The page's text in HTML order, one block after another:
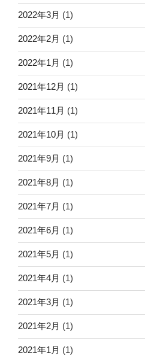
2022年3月 (1)
2022年2月 (1)
2022年1月 (1)
2021年12月 (1)
2021年11月 (1)
2021年10月 (1)
2021年9月 (1)
2021年8月 (1)
2021年7月 (1)
2021年6月 (1)
2021年5月 (1)
2021年4月 (1)
2021年3月 (1)
2021年2月 (1)
2021年1月 (1)